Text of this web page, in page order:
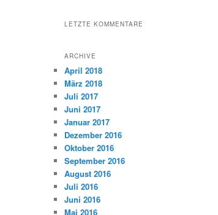
LETZTE KOMMENTARE
ARCHIVE
April 2018
März 2018
Juli 2017
Juni 2017
Januar 2017
Dezember 2016
Oktober 2016
September 2016
August 2016
Juli 2016
Juni 2016
Mai 2016